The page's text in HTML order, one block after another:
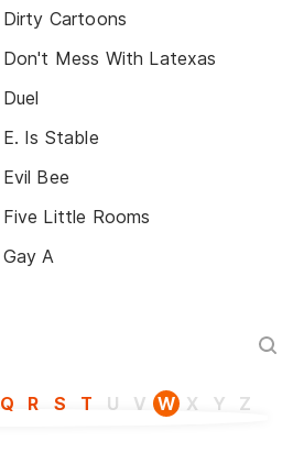
Dirty Cartoons
Don't Mess With Latexas
Duel
E. Is Stable
Evil Bee
Five Little Rooms
Gay A
Q R S T U V W X Y Z